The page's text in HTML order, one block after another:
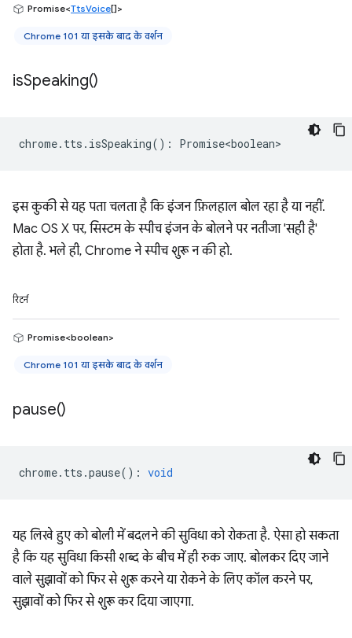
Promise<TtsVoice[]>
Chrome 101 या इसके बाद के वर्शन
isSpeaking()
chrome. tts . isSpeaking() : Promise<boolean>
इस कुकी से यह पता चलता है कि इंजन फ़िलहाल बोल रहा है या नहीं.
Mac OS X पर, सिस्टम के स्पीच इंजन के बोलने पर नतीजा 'सही है'
होता है. भले ही, Chrome ने स्पीच शुरू न की हो.
रिटर्न
Promise<boolean>
Chrome 101 या इसके बाद के वर्शन
pause()
chrome. tts .pause() : void
यह लिखे हुए को बोली में बदलने की सुविधा को रोकता है. ऐसा हो सकता
है कि यह सुविधा किसी शब्द के बीच में ही रुक जाए. बोलकर दिए जाने
वाले सुझावों को फिर से शुरू करने या रोकने के लिए कॉल करने पर,
सुझावों को फिर से शुरू कर दिया जाएगा.